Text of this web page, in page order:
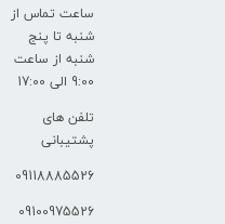
ساعت تماس از
شنبه تا پنج
شنبه از ساعت
9:00 الی 17:00
تلفن های
پشتیبانی
09118885526
09100975526